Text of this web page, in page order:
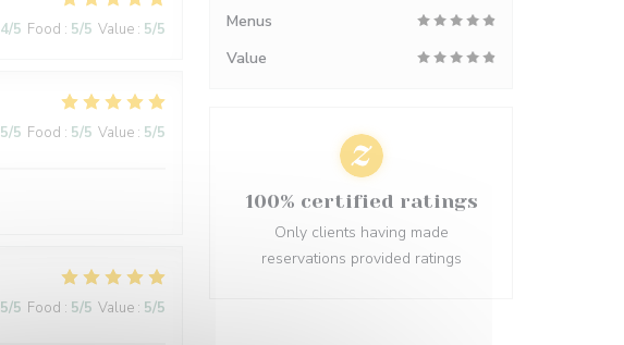
4/5 Food : 5/5 Value : 5/5
5/5 Food : 5/5 Value : 5/5
5/5 Food : 5/5 Value : 5/5
Menus
Value
100% certified ratings
Only clients having made
reservations provided ratings